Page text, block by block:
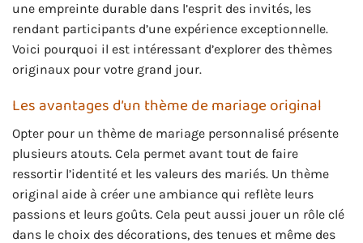
une empreinte durable dans l’esprit des invités, les
rendant participants d’une expérience exceptionnelle.
Voici pourquoi il est intéressant d’explorer des thèmes
originaux pour votre grand jour.
Les avantages d’un thème de mariage original
Opter pour un thème de mariage personnalisé présente
plusieurs atouts. Cela permet avant tout de faire
ressortir l’identité et les valeurs des mariés. Un thème
original aide à créer une ambiance qui reflète leurs
passions et leurs goûts. Cela peut aussi jouer un rôle clé
dans le choix des décorations, des tenues et même des